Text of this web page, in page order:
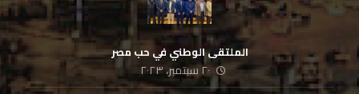
الملتقى الوطني في حب مصر
٢٠ سبتمبر، ٢٠٢٣